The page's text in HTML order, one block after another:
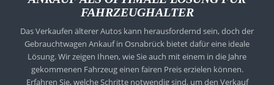
FAHRZEUGHALTER
Das Verkaufen älterer Autos kann herausfordernd sein, doch der
Gebrauchtwagen Ankauf in Osnabrück bietet dafür eine ideale
Lösung. Wir zeigen Ihnen, wie Sie auch mit einem in die Jahre
gekommenen Fahrzeug einen fairen Preis erzielen können.
Erfahren Sie, welche Schritte notwendig sind, um den Verkauf